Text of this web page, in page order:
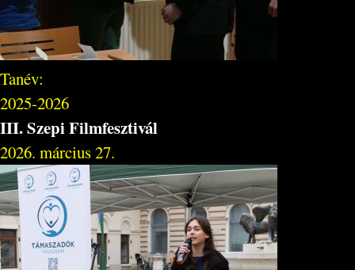
Tanév:
2025-2026
III. Szepi Filmfesztivál
2026. március 27.